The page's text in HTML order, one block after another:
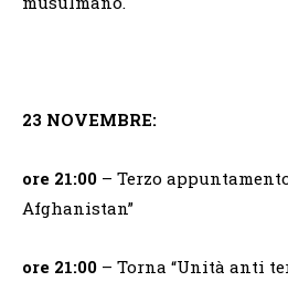
23 NOVEMBRE:
ore 21:00 – Terzo
Afghanistan”
ore 21:00 – Torna “Unità anti